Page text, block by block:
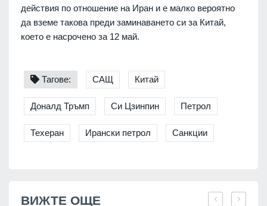
действия по отношение на Иран и е малко вероятно
да вземе такова преди заминаването си за Китай,
което е насрочено за 12 май.
Тагове: САЩ Китай
Доналд Тръмп Си Цзинпин Петрол
Техеран Ирански петрол Санкции
ВИЖТЕ ОЩЕ